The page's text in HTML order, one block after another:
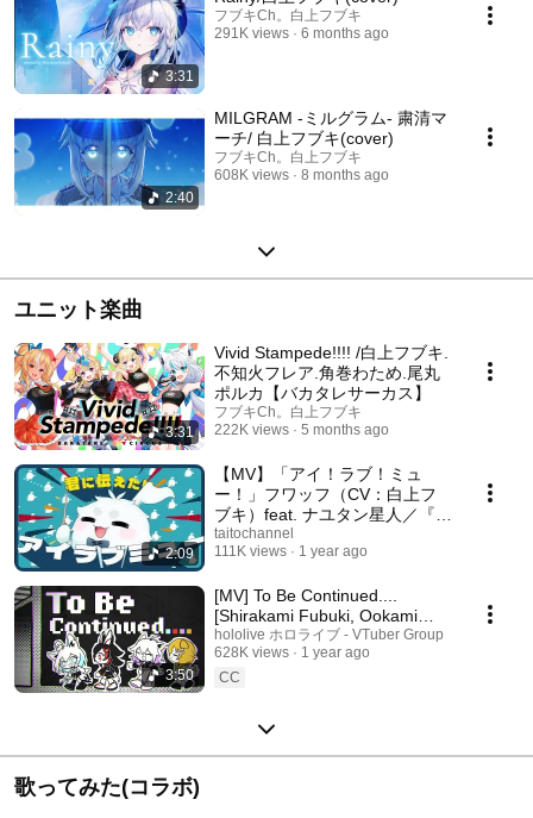
3:31
フブキCh。白上フブキ
291K views
6 months ago
2:40
MILGRAM -ミルグラム- 粛清マ
ーチ/ 白上フブキ(cover)
フブキCh。白上フブキ
608K views
8 months ago
ユニット楽曲
3:31
Vivid Stampede!!!! /白上フブキ.
不知火フレア.角巻わため.尾丸
ポルカ【バカタレサーカス】
フブキCh。白上フブキ
222K views
5 months ago
2:09
【MV】「アイ！ラブ！ミュ
ー！」フワッフ（CV：白上フ
ブキ）feat. ナユタン星人／『グ
ルーヴコースター フューチャー
パフォーマーズ』収録曲より特
taitochannel
111K views
1 year ago
3:50
[MV] To Be Continued....
[Shirakami Fubuki, Ookami
Mio, Nekomata Okayu, Inugami
Korone]
hololive ホロライブ - VTuber Group
628K views
1 year ago
CC
歌ってみた(コラボ)